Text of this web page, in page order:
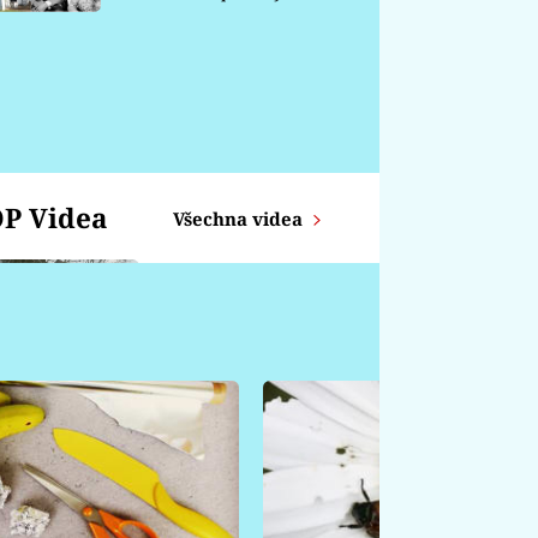
Videa Všechna videa
KOZOROH -
Týdenní horoskop od
14.4. - 20.4.
ŠTÍR - Týdenní